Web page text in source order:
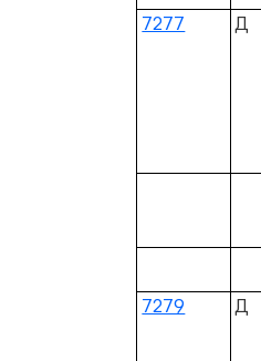
7277 Д
7279 Д